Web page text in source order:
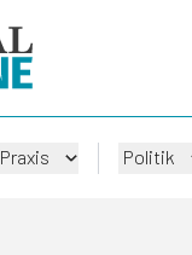
Praxis Politik